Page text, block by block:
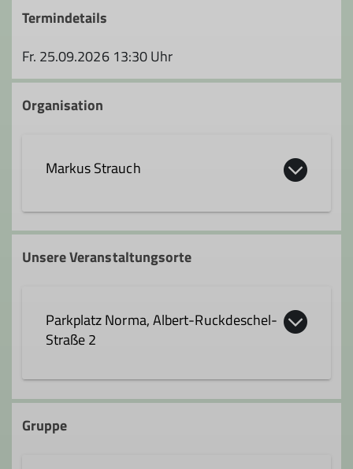
Termindetails
Fr. 25.09.2026 13:30 Uhr
Organisation
Markus Strauch
01753661468
Unsere Veranstaltungsorte
Parkplatz Norma, Albert-Ruckdeschel-
Straße 2
Albert-Ruckdeschel-Straße 2
Gruppe